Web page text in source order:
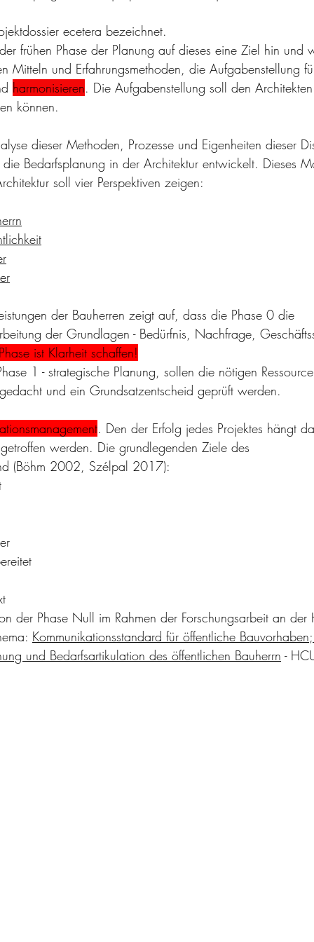
ecetera bezeichnet.
frühen Phase der Planung auf dieses eine Ziel hin und
Mitteln und Erfahrungsmethoden, die Aufgabenstellung
harmonisieren. Die Aufgabenstellung soll den
können.
dieser Methoden, Prozesse und Eigenheiten dieser
Bedarfsplanung in der Architektur entwickelt. Dieses
soll vier Perspektiven zeigen:
der Bauherren zeigt auf, dass die Phase 0 die
der Grundlagen - Bedürfnis, Nachfrage,
ist Klarheit schaffen!
1 - strategische Planung, sollen die nötigen
und ein Grundsatzentscheid geprüft werden.
. Den der Erfolg jedes Projektes hängt
werden. Die grundlegenden Ziele des
(Böhm 2002, Szélpal 2017):
der Phase Null im Rahmen der Forschungsarbeit an
Kommunikationsstandard für öffentliche
und Bedarfsartikulation des öffentlichen Bauherrn -